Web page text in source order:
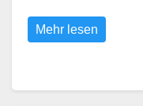
Mehr lesen